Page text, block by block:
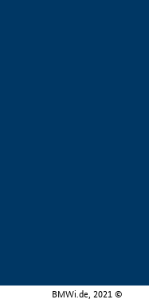
BMWi.de, 2021 ©